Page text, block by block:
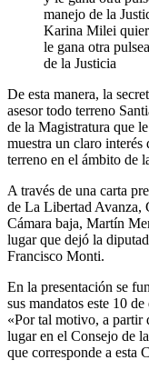
Karina Milei
le gana otra
de la Justicia
De esta manera, la
asesor todo terreno
de la Magistratura que
muestra un claro interés
terreno en el ámbito de
A través de una carta
de La Libertad Avanza,
Cámara baja, Martín
lugar que dejó la
Francisco Monti.
En la presentación se
sus mandatos este 10
«Por tal motivo, a partir
lugar en el Consejo de
que corresponde a esta